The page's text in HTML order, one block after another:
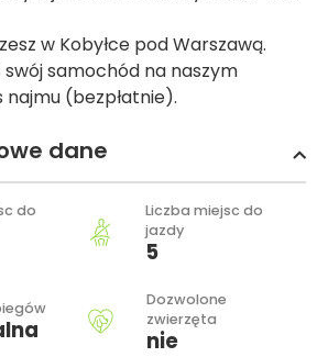
w Kobyłce pod Warszawą.
swój samochód na naszym
(bezpłatnie).
dane
do
Liczba miejsc do
jazdy
5
Dozwolone
zwierzęta
nie